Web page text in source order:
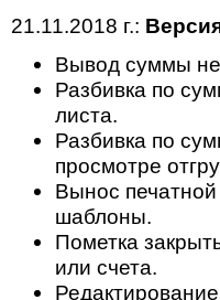
21.11.2018 г.:
Вывод суммы
Разбивка по
листа.
Разбивка по
просмотре
Вынос
шаблоны.
Пометка
или счета.